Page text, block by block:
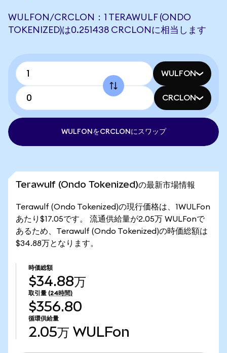
WULFON/CRCLON：1 TERAWULF (ONDO
TOKENIZED)は0.251438 CRCLONに相当します
WULFON
CRCLON
WULFONをCRCLONにスワップ
Terawulf (Ondo Tokenized)の最新市場情報
Terawulf (Ondo Tokenized)の現行価格は、1WULFon
あたり$17.05です。 流通供給量が2.05万 WULFonで
あるため、Terawulf (Ondo Tokenized)の時価総額は
$34.88万となります。
時価総額
$34.88万
取引量 (24時間)
$356.80
循環供給量
2.05万 WULFon